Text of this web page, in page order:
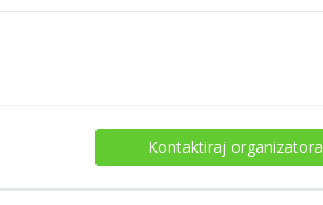
Kontaktiraj organizatora